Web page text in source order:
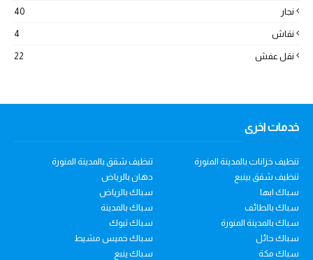
نجار 40
نقاش 4
نقل عفش 22
خدمات اخرى
تنظيف خزانات بالمدينة المنورة
تنظيف شقق بالمدينة المنورة
تنظيف شقق بينبع
دهان بالرياض
سباك ابها
سباك بالرياض
سباك بالطائف
سباك بالمدينة
سباك بالمدينة المنورة
سباك تبوك
سباك حائل
سباك خميس مشيط
سباك مكة
سباك ينبع